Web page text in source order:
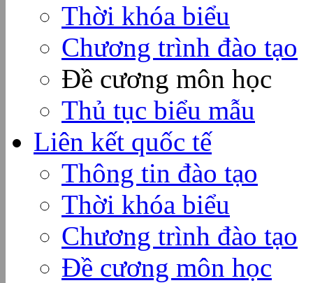
Thời khóa biểu
Chương trình đào tạo
Đề cương môn học
Thủ tục biểu mẫu
Liên kết quốc tế
Thông tin đào tạo
Thời khóa biểu
Chương trình đào tạo
Đề cương môn học